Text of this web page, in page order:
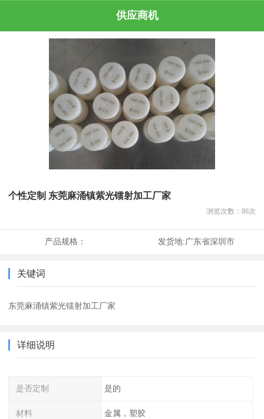
供应商机
个性定制 东莞麻涌镇紫光镭射加工厂家
浏览次数： 86次
产品规格： 发货地:广东省深圳市
关键词
东莞麻涌镇紫光镭射加工厂家
详细说明
是否定制 是的
材料 金属，塑胶